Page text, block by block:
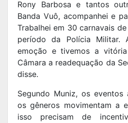
Rony Barbosa e tantos
Banda Vuô, acompanhei e
Trabalhei em 30 carnavais
período da Polícia Militar.
emoção e tivemos a
Câmara a readequação da
disse.
Segundo Muniz, os
os gêneros movimentam a
isso precisam de